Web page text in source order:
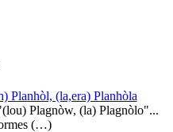
Planhòl, (la,era) Planhòla
Plagnòw, (la) Plagnòlo"...
(…)